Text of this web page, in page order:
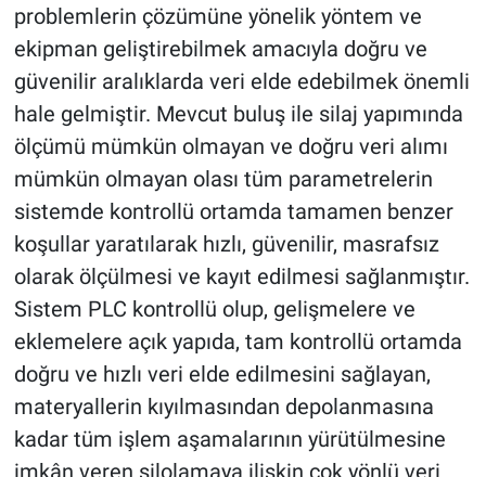
problemlerin çözümüne yönelik yöntem ve
ekipman geliştirebilmek amacıyla doğru ve
güvenilir aralıklarda veri elde edebilmek önemli
hale gelmiştir. Mevcut buluş ile silaj yapımında
ölçümü mümkün olmayan ve doğru veri alımı
mümkün olmayan olası tüm parametrelerin
sistemde kontrollü ortamda tamamen benzer
koşullar yaratılarak hızlı, güvenilir, masrafsız
olarak ölçülmesi ve kayıt edilmesi sağlanmıştır.
Sistem PLC kontrollü olup, gelişmelere ve
eklemelere açık yapıda, tam kontrollü ortamda
doğru ve hızlı veri elde edilmesini sağlayan,
materyallerin kıyılmasından depolanmasına
kadar tüm işlem aşamalarının yürütülmesine
imkân veren silolamaya ilişkin çok yönlü veri